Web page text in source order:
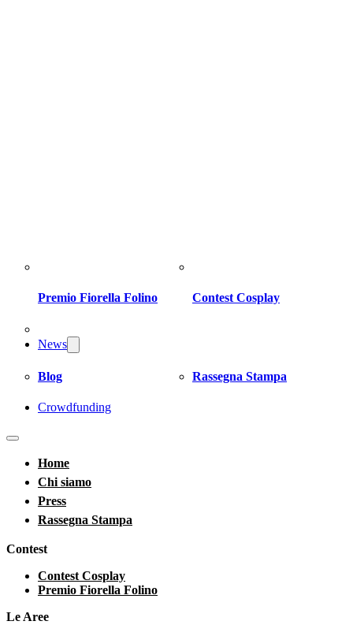
Premio Fiorella Folino Contest Cosplay
News
Blog Rassegna Stampa
Crowdfunding
Home
Chi siamo
Press
Rassegna Stampa
Contest
Contest Cosplay
Premio Fiorella Folino
Le Aree